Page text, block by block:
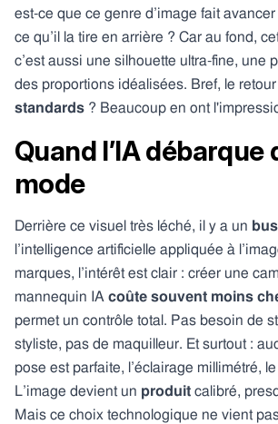
est-ce que ce genre d’image fait
ce qu’il la tire en arrière ? Car au fond,
c’est aussi une silhouette ultra-fine, une
des proportions idéalisées. Bref, le
standards ? Beaucoup en ont
Quand l’IA débarque
mode
Derrière ce visuel très léché, il y a un
l’intelligence artificielle appliquée à
marques, l’intérêt est clair : créer une
mannequin IA coûte souvent moins
permet un contrôle total. Pas besoin de
styliste, pas de maquilleur. Et surtout :
pose est parfaite, l’éclairage millimétré,
L’image devient un produit calibré,
Mais ce choix technologique ne vient